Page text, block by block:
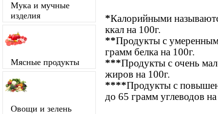
Мука и мучные
изделия
Мясные продукты
Овощи и зелень
*Калорийными
ккал на 100г.
**Продукты с
грамм белка на 100г.
***Продукты с очень
жиров на 100г.
****Продукты с
до 65 грамм углеводов